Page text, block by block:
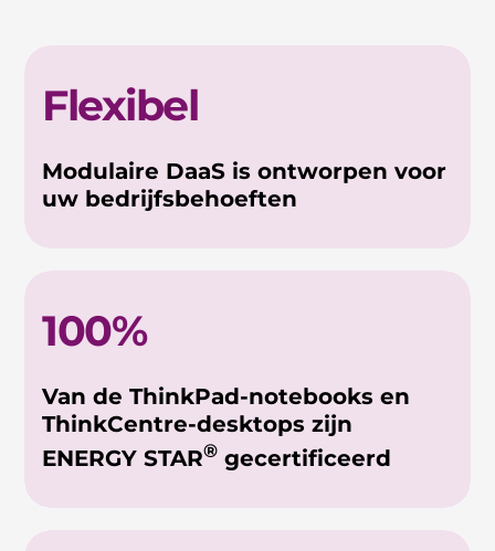
Flexibel
Modulaire DaaS is ontworpen voor
uw bedrijfsbehoeften
100%
Van de ThinkPad-notebooks en
ThinkCentre-desktops zijn
ENERGY STAR® gecertificeerd